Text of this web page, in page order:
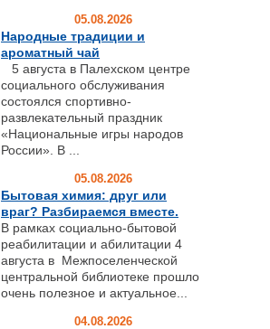
05.08.2026
Народные традиции и
ароматный чай
5 августа в Палехском центре
социального обслуживания
состоялся спортивно-
развлекательный праздник
«Национальные игры народов
России». В ...
05.08.2026
Бытовая химия: друг или
враг? Разбираемся вместе.
В рамках социально-бытовой
реабилитации и абилитации 4
августа в Межпоселенческой
центральной библиотеке прошло
очень полезное и актуальное...
04.08.2026